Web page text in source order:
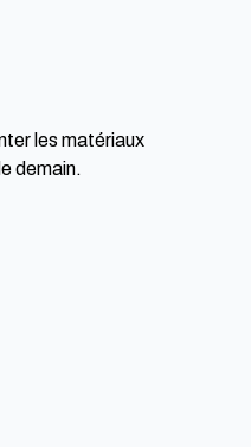
les matériaux
demain.